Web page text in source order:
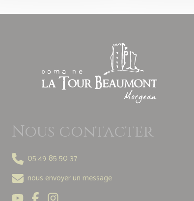
Nous contacter
05 49 85 50 37
nous envoyer un message